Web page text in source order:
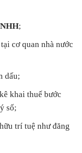
;
cơ quan nhà nước
dấu;
khai thuế bước
số;
trí tuệ như đăng